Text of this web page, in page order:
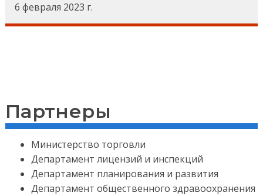
6 февраля 2023 г.
Партнеры
Министерство торговли
Департамент лицензий и инспекций
Департамент планирования и развития
Департамент общественного здравоохранения